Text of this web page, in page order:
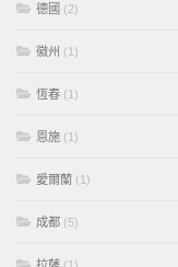
德國 (2)
徽州 (1)
恆春 (1)
恩施 (1)
愛爾蘭 (1)
成都 (5)